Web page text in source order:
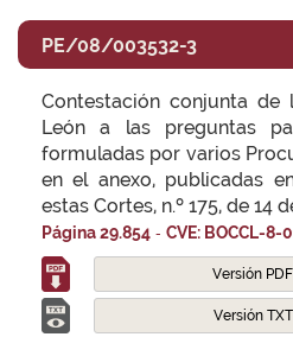
PE/08/003532-3
Contestación conjunta
León a las preguntas
formuladas por varios
en el anexo, publicadas
estas Cortes, n.º 175, de 14
Página 29.854 - CVE: BOCCL-8-
Versión PDF
Versión TXT